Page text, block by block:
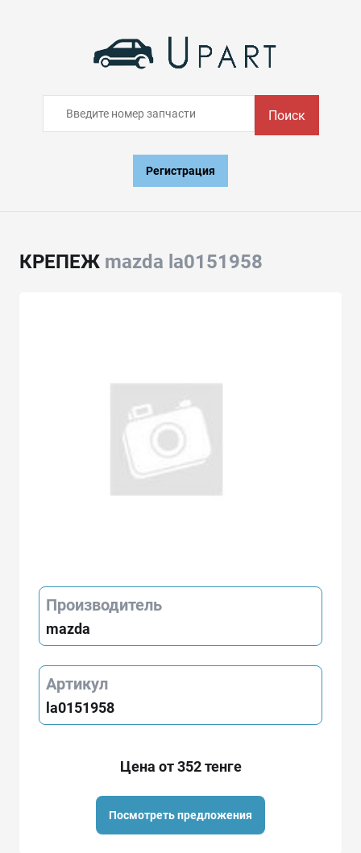
Поиск
Регистрация
КРЕПЕЖ mazda la0151958
Производитель
mazda
Артикул
la0151958
Цена от 352 тенге
Посмотреть предложения